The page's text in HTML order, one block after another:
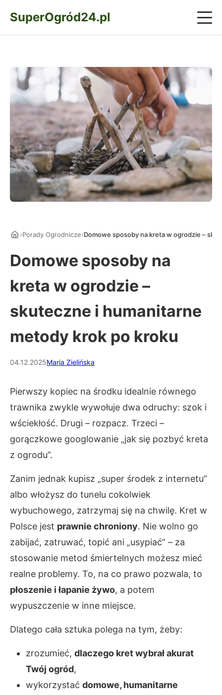
SuperOgród24.pl
Architektura Ogrodowa
Narzędzia i Sprzęt
Taras i Balkon
Warzywniak i Owoce
Porady Ogrodnicze
›Porady Ogrodnicze›Domowe sposoby na kreta w ogrodzie –
Domowe sposoby na
kreta w ogrodzie –
skuteczne i humanitarne
metody krok po kroku
04.12.2025Maria Zielińska
Pierwszy kopiec na środku idealnie równego
trawnika zwykle wywołuje dwa odruchy: szok i
wściekłość. Drugi – rozpacz. Trzeci –
gorączkowe googlowanie „jak się pozbyć kreta
z ogrodu”.
Zanim jednak kupisz „super środek z internetu”
albo włożysz do tunelu cokolwiek
wybuchowego, zatrzymaj się na chwilę. Kret w
Polsce jest prawnie chroniony. Nie wolno go
zabijać, zatruwać, topić ani „usypiać” – za
stosowanie metod śmiertelnych możesz mieć
realne problemy. To, na co prawo pozwala, to
płoszenie i łapanie żywo, a potem
wypuszczenie w inne miejsce.
Dlatego cała sztuka polega na tym, żeby:
zrozumieć, dlaczego kret wybrał akurat
Twój ogród,
wykorzystać domowe, humanitarne